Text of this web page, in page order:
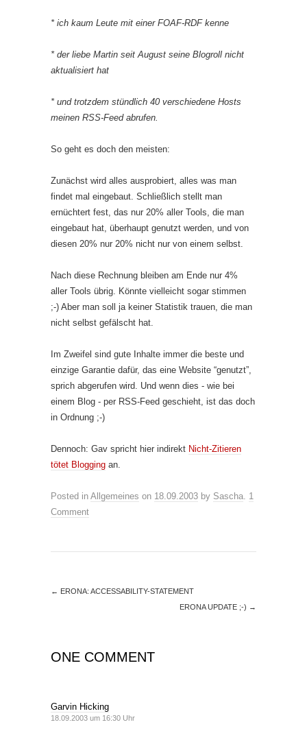
* ich kaum Leute mit einer FOAF-RDF kenne
* der liebe Martin seit August seine Blogroll nicht
aktualisiert hat
* und trotzdem stündlich 40 verschiedene Hosts
meinen RSS-Feed abrufen.
So geht es doch den meisten:
Zunächst wird alles ausprobiert, alles was man
findet mal eingebaut. Schließlich stellt man
ernüchtert fest, das nur 20% aller Tools, die man
eingebaut hat, überhaupt genutzt werden, und von
diesen 20% nur 20% nicht nur von einem selbst.
Nach diese Rechnung bleiben am Ende nur 4%
aller Tools übrig. Könnte vielleicht sogar stimmen
;-) Aber man soll ja keiner Statistik trauen, die man
nicht selbst gefälscht hat.
Im Zweifel sind gute Inhalte immer die beste und
einzige Garantie dafür, das eine Website “genutzt”,
sprich abgerufen wird. Und wenn dies - wie bei
einem Blog - per RSS-Feed geschieht, ist das doch
in Ordnung ;-)
Dennoch: Gav spricht hier indirekt Nicht-Zitieren
tötet Blogging an.
Posted in Allgemeines on 18.09.2003 by Sascha. 1
Comment
← ERONA: ACCESSABILITY-STATEMENT
ERONA UPDATE ;-) →
ONE COMMENT
Garvin Hicking
18.09.2003 um 16:30 Uhr